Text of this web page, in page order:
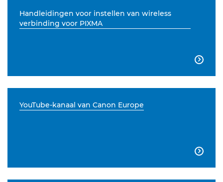
Handleidingen voor instellen van wireless
verbinding voor PIXMA

YouTube-kanaal van Canon Europe
